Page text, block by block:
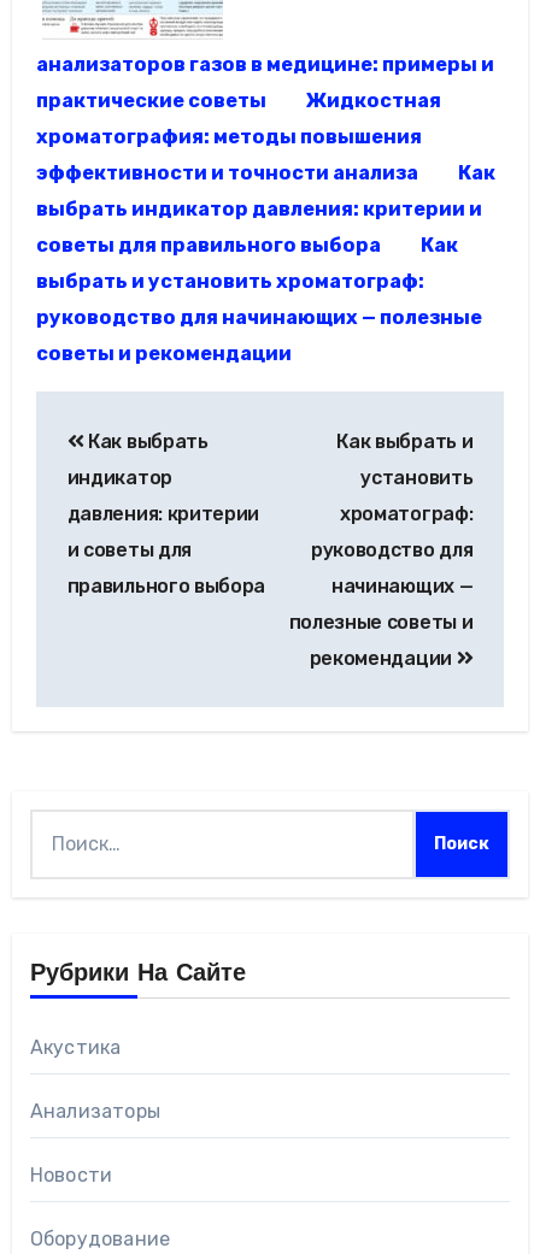
анализаторов газов в медицине: примеры и
практические советы
Жидкостная
хроматография: методы повышения
эффективности и точности анализа
Как
выбрать индикатор давления: критерии и
советы для правильного выбора
Как
выбрать и установить хроматограф:
руководство для начинающих — полезные
советы и рекомендации
по
записям
Как выбрать
индикатор
давления: критерии
и советы для
правильного выбора
Как выбрать и
установить
хроматограф:
руководство для
начинающих —
полезные советы и
рекомендации
Рубрики На Сайте
Акустика
Анализаторы
Новости
Оборудование